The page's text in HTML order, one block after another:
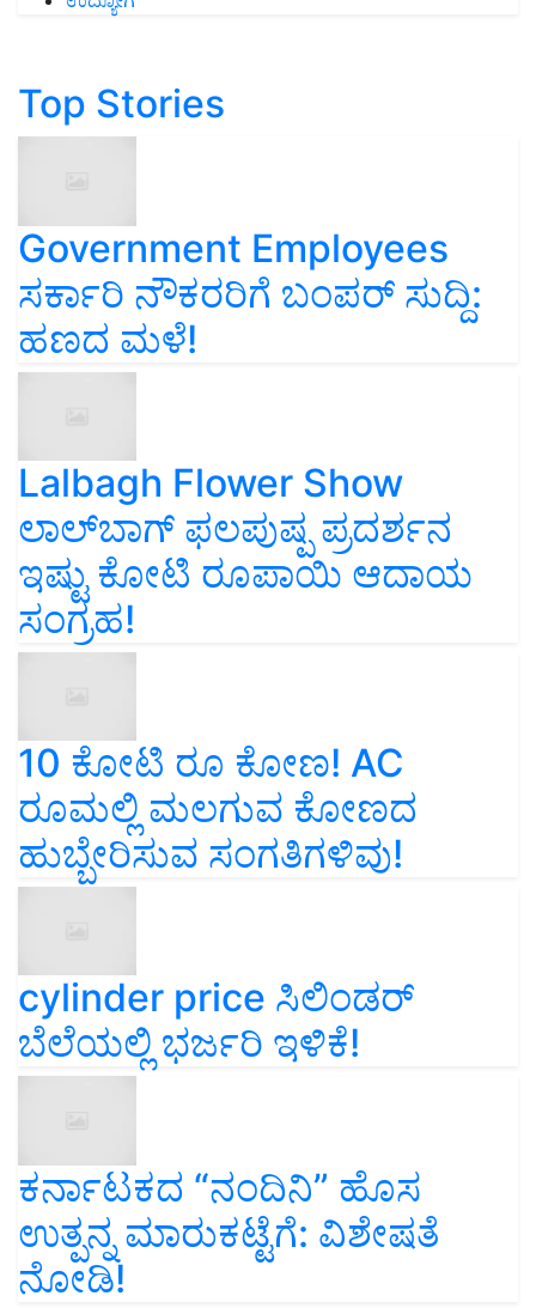
Top Stories
Government Employees
ಸರ್ಕಾರಿ ನೌಕರರಿಗೆ ಬಂಪರ್‌ ಸುದ್ದಿ:
ಹಣದ ಮಳೆ!
Lalbagh Flower Show
ಲಾಲ್‌ಬಾಗ್ ಫಲಪುಷ್ಪ ಪ್ರದರ್ಶನ
ಇಷ್ಟು ಕೋಟಿ ರೂಪಾಯಿ ಆದಾಯ
ಸಂಗ್ರಹ!
10 ಕೋಟಿ ರೂ ಕೋಣ! AC
ರೂಮಲ್ಲಿ ಮಲಗುವ ಕೋಣದ
ಹುಬ್ಬೇರಿಸುವ ಸಂಗತಿಗಳಿವು!
cylinder price ಸಿಲಿಂಡರ್‌
ಬೆಲೆಯಲ್ಲಿ ಭರ್ಜರಿ ಇಳಿಕೆ!
ಕರ್ನಾಟಕದ “ನಂದಿನಿ” ಹೊಸ
ಉತ್ಪನ್ನ ಮಾರುಕಟ್ಟೆಗೆ: ವಿಶೇಷತೆ
ನೋಡಿ!